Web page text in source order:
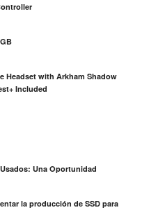
Headset with Arkham Shadow
Included
Una Oportunidad
la producción de SSD para